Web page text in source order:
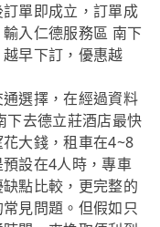
單即成立，訂單成
入仁德服務區 南下
早下訂，優惠越
選擇，在經過資料
下去德立莊酒店最快
大錢，租車在4~8
設在4人時，專車
點比較，更完整的
見問題。但假如只